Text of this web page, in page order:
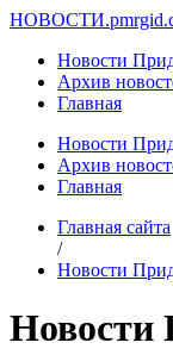
НОВОСТИ.
Новости
Архив
Главная
Новости
Архив
Главная
Главная сайта
/
Новости